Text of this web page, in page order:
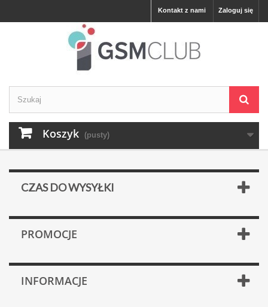
Zaloguj się
Kontakt z nami
Koszyk (pusty)
CZAS DO WYSYŁKI
PROMOCJE
INFORMACJE